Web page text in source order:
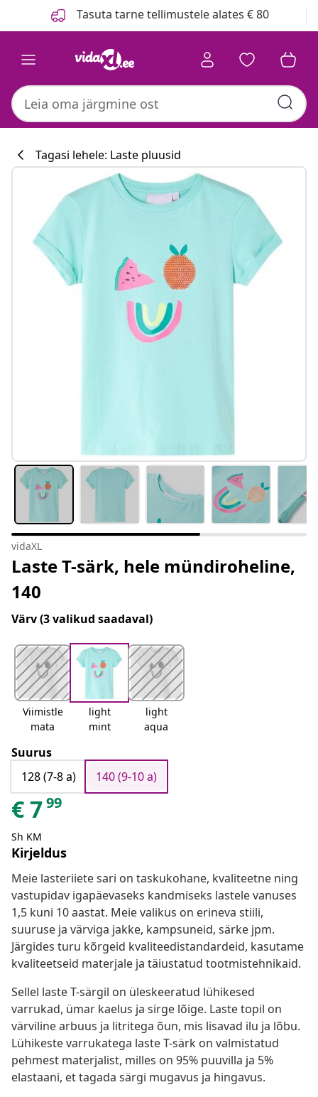
Tasuta tarne tellimustele alates € 80
#sharemevidaxl
Tagasi lehele: Laste pluusid
vidaXL
Laste T-särk, hele mündiroheline,
140
Värv(3 valikud saadaval)
Viimistle
mata
light
mint
light
aqua
Suurus
128 (7-8 a)
140 (9-10 a)
€799
Sh KM
Kirjeldus
Meie lasteriiete sari on taskukohane, kvaliteetne ning
vastupidav igapäevaseks kandmiseks lastele vanuses
1,5 kuni 10 aastat. Meie valikus on erineva stiili,
suuruse ja värviga jakke, kampsuneid, särke jpm.
Järgides turu kõrgeid kvaliteedistandardeid, kasutame
kvaliteetseid materjale ja täiustatud tootmistehnikaid.
Sellel laste T-särgil on üleskeeratud lühikesed
varrukad, ümar kaelus ja sirge lõige. Laste topil on
värviline arbuus ja litritega õun, mis lisavad ilu ja lõbu.
Lühikeste varrukatega laste T-särk on valmistatud
pehmest materjalist, milles on 95% puuvilla ja 5%
elastaani, et tagada särgi mugavus ja hingavus.